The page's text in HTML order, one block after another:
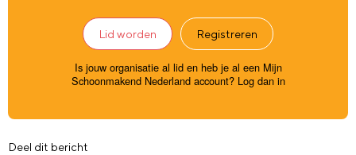
Lid worden Registreren
Is jouw organisatie al lid en heb je al een Mijn
Schoonmakend Nederland account? Log dan in
Deel dit bericht